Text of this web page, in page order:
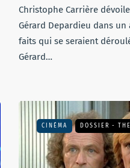
Christophe Carrière
Gérard Depardieu dans un
faits qui se seraient
Gérard…
CINÉMA DOSSIER -